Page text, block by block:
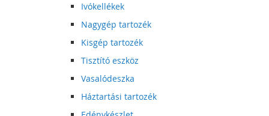
Ivókellékek
Nagygép tartozék
Kisgép tartozék
Tisztító eszköz
Vasalódeszka
Háztartási tartozék